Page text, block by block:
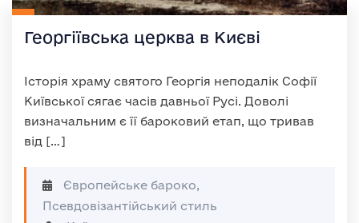
Георгіївська церква в Києві
Історія храму святого Георгія неподалік Софії
Київської сягає часів давньої Русі. Доволі
визначальним є її бароковий етап, що тривав
від […]
Європейське бароко,
Псевдовізантійський стиль